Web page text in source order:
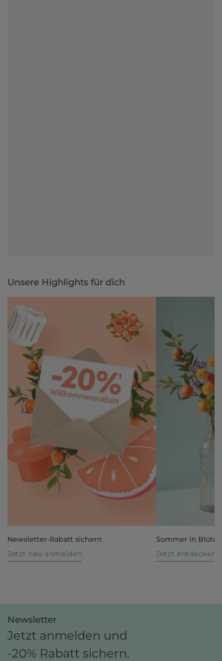
Unsere Highlights für dich
Newsletter-Rabatt sichern
Jetzt neu anmelden
Sommer in Blüte
Jetzt entdecken
Newsletter
Jetzt anmelden und
-20% Rabatt sichern.